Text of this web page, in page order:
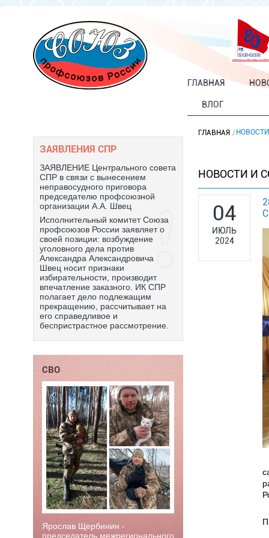
ГЛАВНАЯ
ВЛОГ
ЗАЯВЛЕНИЯ СПР
ЗАЯВЛЕНИЕ Центрального совета
СПР в связи с вынесением
неправосудного приговора
председателю профсоюзной
организации А.А. Швец
Исполнительный комитет Союза
профсоюзов России заявляет о
своей позиции: возбуждение
уголовного дела против
Александра Александровича
Швец носит признаки
избирательности, производит
впечатление заказного. ИК СПР
полагает дело подлежащим
прекращению, рассчитывает на
его справедливое и
беспристрастное рассмотрение.
СВО
Ярослав Щербинин -
председатель межрегионального
ГЛАВНАЯ
НОВОСТИ И
04
ИЮЛЬ
2024